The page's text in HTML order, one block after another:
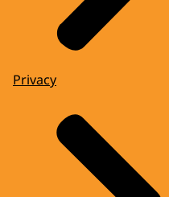
Privacy